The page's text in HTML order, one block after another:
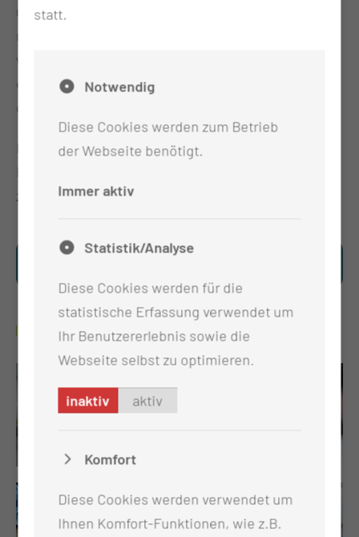
unmittelbarer Nähe zu den Bestrahlungsgeräten
möglich. Neben bösartigen Erkrankungen führen
wir auch Behandlungen gutartiger und
entzündlicher Erkrankungen in unserer Klinik
durch.
Die Klinik für Radioonkologie & Strahlentherapie ist
im Rahmen des Onkologischen Zentrums
zertifiziert.
Finden Sie hier Details zu
GALERIE
statt.
Notwendig
Diese Cookies werden zum Betrieb
der Webseite benötigt.
Immer aktiv
Statistik/Analyse
Diese Cookies werden für die
statistische Erfassung verwendet um
Ihr Benutzererlebnis sowie die
Webseite selbst zu optimieren.
inaktiv aktiv
Komfort
Diese Cookies werden verwendet um
Ihnen Komfort-Funktionen, wie z.B.